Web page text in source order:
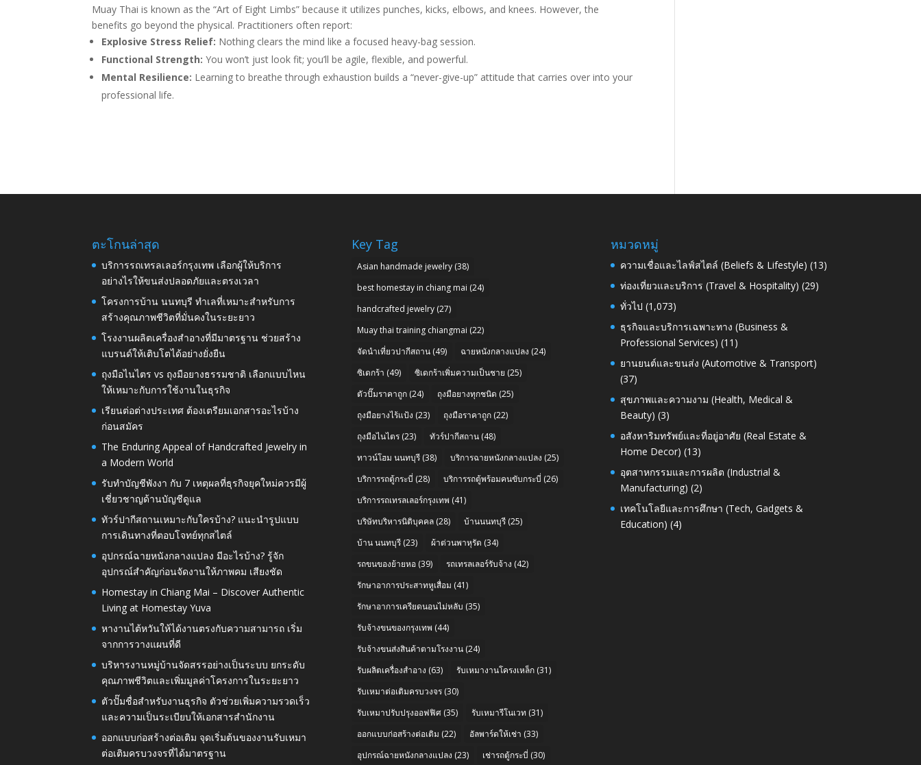
Muay Thai is known as the “Art of Eight Limbs” because it utilizes punches, kicks, elbows, and knees. However, the
benefits go beyond the physical. Practitioners often report:
Explosive Stress Relief: Nothing clears the mind like a focused heavy-bag session.
Functional Strength: You won’t just look fit; you’ll be agile, flexible, and powerful.
Mental Resilience: Learning to breathe through exhaustion builds a “never-give-up” attitude that carries over into your
professional life.
ตะโกนล่าสุด
บริการรถเทรลเลอร์กรุงเทพ เลือกผู้ให้บริการ
อย่างไรให้ขนส่งปลอดภัยและตรงเวลา
โครงการบ้าน นนทบุรี ทำเลที่เหมาะสำหรับการ
สร้างคุณภาพชีวิตที่มั่นคงในระยะยาว
โรงงานผลิตเครื่องสำอางที่มีมาตรฐาน ช่วยสร้าง
แบรนด์ให้เติบโตได้อย่างยั่งยืน
ถุงมือไนไตร vs ถุงมือยางธรรมชาติ เลือกแบบไหน
ให้เหมาะกับการใช้งานในธุรกิจ
เรียนต่อต่างประเทศ ต้องเตรียมเอกสารอะไรบ้าง
ก่อนสมัคร
The Enduring Appeal of Handcrafted Jewelry in
a Modern World
รับทำบัญชีพังงา กับ 7 เหตุผลที่ธุรกิจยุคใหม่ควรมีผู้
เชี่ยวชาญด้านบัญชีดูแล
ทัวร์ปากีสถานเหมาะกับใครบ้าง? แนะนำรูปแบบ
การเดินทางที่ตอบโจทย์ทุกสไตล์
อุปกรณ์ฉายหนังกลางแปลง มีอะไรบ้าง? รู้จัก
อุปกรณ์สำคัญก่อนจัดงานให้ภาพคม เสียงชัด
Homestay in Chiang Mai – Discover Authentic
Living at Homestay Yuva
หางานไต้หวันให้ได้งานตรงกับความสามารถ เริ่ม
จากการวางแผนที่ดี
บริหารงานหมู่บ้านจัดสรรอย่างเป็นระบบ ยกระดับ
คุณภาพชีวิตและเพิ่มมูลค่าโครงการในระยะยาว
ตัวปั๊มชื่อสำหรับงานธุรกิจ ตัวช่วยเพิ่มความรวดเร็ว
และความเป็นระเบียบให้เอกสารสำนักงาน
ออกแบบก่อสร้างต่อเติม จุดเริ่มต้นของงานรับเหมา
ต่อเติมครบวงจรที่ได้มาตรฐาน
Key Tag
Asian handmade jewelry(38)
best homestay in chiang mai (24)
handcrafted jewelry(27)
Muay thai training chiangmai (22)
จัดนำเที่ยวปากีสถาน(49) ฉายหนังกลางแปลง (24)
ซิเดกร้า (49) ซิเดกร้าเพิ่มความเป็นชาย (25)
ตัวปั๊มราคาถูก(24) ถุงมือยางทุกชนิด (25)
ถุงมือยางไร้แป้ง (23) ถุงมือราคาถูก(22)
ถุงมือไนไตร(23) ทัวร์ปากีสถาน(48)
ทาวน์โฮม นนทบุรี(38) บริการฉายหนังกลางแปลง (25)
บริการรถตู้กระบี่ (28) บริการรถตู้พร้อมคนขับกระบี่ (26)
บริการรถเทรลเลอร์กรุงเทพ (41)
บริษัทบริหารนิติบุคคล(28) บ้านนนทบุรี(25)
บ้าน นนทบุรี(23) ผ้าต่วนพาหุรัด (34)
รถขนของย้ายหอ(39) รถเทรลเลอร์รับจ้าง (42)
รักษาอาการประสาทหูเสื่อม (41)
รักษาอาการเครียดนอนไม่หลับ (35)
รับจ้างขนของกรุงเทพ (44)
รับจ้างขนส่งสินค้าตามโรงงาน(24)
รับผลิตเครื่องสำอาง (63) รับเหมางานโครงเหล็ก(31)
รับเหมาต่อเติมครบวงจร(30)
รับเหมาปรับปรุงออฟฟิศ(35) รับเหมารีโนเวท (31)
ออกแบบก่อสร้างต่อเติม (22) อัลพาร์ดให้เช่า (33)
อุปกรณ์ฉายหนังกลางแปลง (23) เช่ารถตู้กระบี่ (30)
หมวดหมู่
ความเชื่อและไลฟ์สไตล์ (Beliefs & Lifestyle) (13)
ท่องเที่ยวและบริการ (Travel & Hospitality) (29)
ทั่วไป (1,073)
ธุรกิจและบริการเฉพาะทาง (Business &
Professional Services) (11)
ยานยนต์และขนส่ง (Automotive & Transport)
(37)
สุขภาพและความงาม (Health, Medical &
Beauty) (3)
อสังหาริมทรัพย์และที่อยู่อาศัย (Real Estate &
Home Decor) (13)
อุตสาหกรรมและการผลิต (Industrial &
Manufacturing) (2)
เทคโนโลยีและการศึกษา (Tech, Gadgets &
Education) (4)